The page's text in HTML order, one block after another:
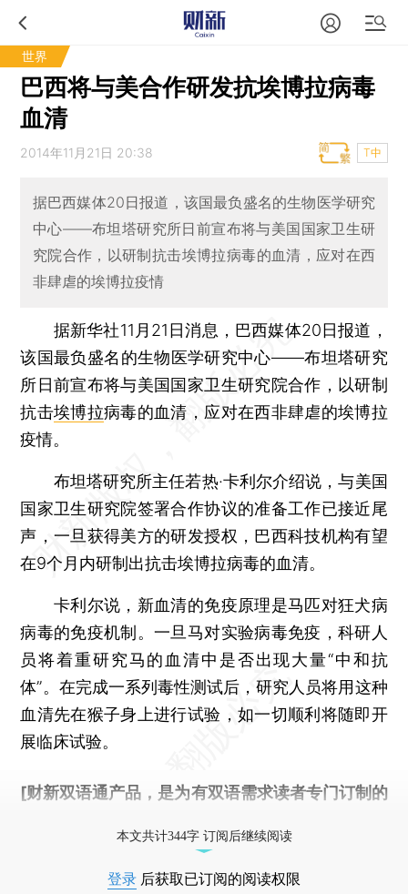
世界
巴西将与美合作研发抗埃博拉病毒
血清
2014年11月21日 20:38 T中
据巴西媒体20日报道，该国最负盛名的生物医学研究
中心——布坦塔研究所日前宣布将与美国国家卫生研
究院合作，以研制抗击埃博拉病毒的血清，应对在西
非肆虐的埃博拉疫情
据新华社11月21日消息，巴西媒体20日报道，
该国最负盛名的生物医学研究中心——布坦塔研究
所日前宣布将与美国国家卫生研究院合作，以研制
抗击埃博拉病毒的血清，应对在西非肆虐的埃博拉
疫情。
布坦塔研究所主任若热·卡利尔介绍说，与美国
国家卫生研究院签署合作协议的准备工作已接近尾
声，一旦获得美方的研发授权，巴西科技机构有望
在9个月内研制出抗击埃博拉病毒的血清。
卡利尔说，新血清的免疫原理是马匹对狂犬病
病毒的免疫机制。一旦马对实验病毒免疫，科研人
员将着重研究马的血清中是否出现大量“中和抗
体”。在完成一系列毒性测试后，研究人员将用这种
血清先在猴子身上进行试验，如一切顺利将随即开
展临床试验。
[财新双语通产品，是为有双语需求读者专门订制的
本文共计344字 订阅后继续阅读
登录 后获取已订阅的阅读权限